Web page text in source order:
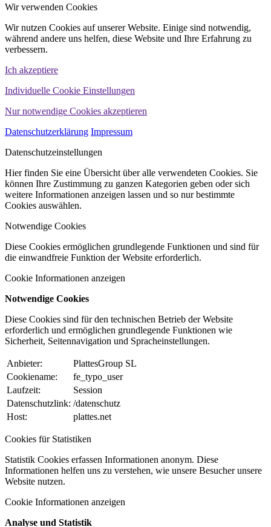
Wir verwenden Cookies
Wir nutzen Cookies auf unserer Website. Einige sind notwendig,
während andere uns helfen, diese Website und Ihre Erfahrung zu
verbessern.
Ich akzeptiere
Individuelle Cookie Einstellungen
Nur notwendige Cookies akzeptieren
Datenschutzerklärung Impressum
Datenschutzeinstellungen
Hier finden Sie eine Übersicht über alle verwendeten Cookies. Sie
können Ihre Zustimmung zu ganzen Kategorien geben oder sich
weitere Informationen anzeigen lassen und so nur bestimmte
Cookies auswählen.
Notwendige Cookies
Diese Cookies ermöglichen grundlegende Funktionen und sind für
die einwandfreie Funktion der Website erforderlich.
Cookie Informationen anzeigen
Notwendige Cookies
Diese Cookies sind für den technischen Betrieb der Website
erforderlich und ermöglichen grundlegende Funktionen wie
Sicherheit, Seitennavigation und Spracheinstellungen.
Anbieter:
PlattesGroup SL
Cookiename:
fe_typo_user
Laufzeit:
Session
Datenschutzlink: /datenschutz
Host:
plattes.net
Cookies für Statistiken
Statistik Cookies erfassen Informationen anonym. Diese
Informationen helfen uns zu verstehen, wie unsere Besucher unsere
Website nutzen.
Cookie Informationen anzeigen
Analyse und Statistik